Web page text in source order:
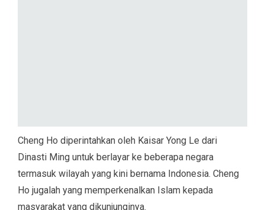
Cheng Ho diperintahkan oleh Kaisar Yong Le dari
Dinasti Ming untuk berlayar ke beberapa negara
termasuk wilayah yang kini bernama Indonesia. Cheng
Ho jugalah yang memperkenalkan Islam kepada
masyarakat yang dikunjunginya.